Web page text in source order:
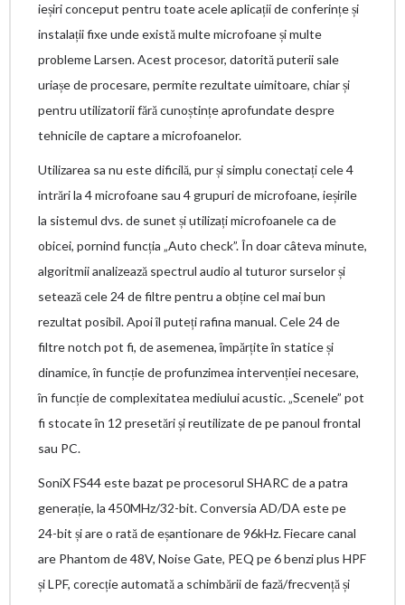
ieșiri conceput pentru toate acele aplicații de conferințe și
instalații fixe unde există multe microfoane și multe
probleme Larsen. Acest procesor, datorită puterii sale
uriașe de procesare, permite rezultate uimitoare, chiar și
pentru utilizatorii fără cunoștințe aprofundate despre
tehnicile de captare a microfoanelor.
Utilizarea sa nu este dificilă, pur și simplu conectați cele 4
intrări la 4 microfoane sau 4 grupuri de microfoane, ieșirile
la sistemul dvs. de sunet și utilizați microfoanele ca de
obicei, pornind funcția „Auto check”. În doar câteva minute,
algoritmii analizează spectrul audio al tuturor surselor și
setează cele 24 de filtre pentru a obține cel mai bun
rezultat posibil. Apoi îl puteți rafina manual. Cele 24 de
filtre notch pot fi, de asemenea, împărțite în statice și
dinamice, în funcție de profunzimea intervenției necesare,
în funcție de complexitatea mediului acustic. „Scenele” pot
fi stocate în 12 presetări și reutilizate de pe panoul frontal
sau PC.
SoniX FS44 este bazat pe procesorul SHARC de a patra
generație, la 450MHz/32-bit. Conversia AD/DA este pe
24-bit și are o rată de eșantionare de 96kHz. Fiecare canal
are Phantom de 48V, Noise Gate, PEQ pe 6 benzi plus HPF
și LPF, corecție automată a schimbării de fază/frecvență și